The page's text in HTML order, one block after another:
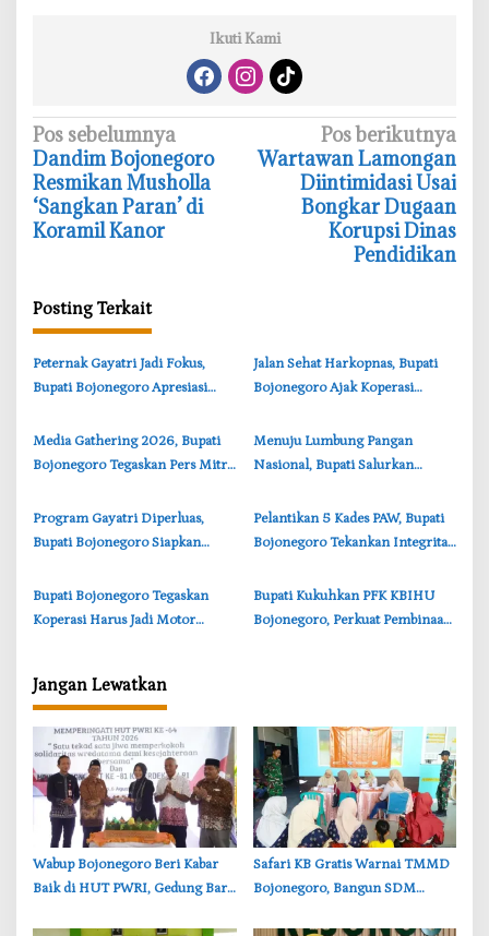
Ikuti Kami
N
a
v
i
s
i
p
s
Pos sebelumnya
‎Dandim Bojonegoro
Resmikan Musholla
‘Sangkan Paran’ di
Koramil Kanor
Pos berikutnya
‎Wartawan Lamongan
Diintimidasi Usai
Bongkar Dugaan
Korupsi Dinas
Pendidikan
Posting Terkait
‎Peternak Gayatri Jadi Fokus,
Bupati Bojonegoro Apresiasi
Brawijaya
‎Jalan Sehat Harkopnas, Bupati
Bojonegoro Ajak Koperasi
‎Media Gathering 2026, Bupati
Bojonegoro Tegaskan Pers Mitra
‎Menuju Lumbung Pangan
Nasional, Bupati Salurkan
Bojonegoro
‎Program Gayatri Diperluas,
Bupati Bojonegoro Siapkan
Ayam Petelur
‎Pelantikan 5 Kades PAW, Bupati
Bojonegoro Tekankan Integritas
‎Bupati Bojonegoro Tegaskan
Koperasi Harus Jadi Motor
‎Bupati Kukuhkan PFK KBIHU
Bojonegoro, Perkuat Pembinaan
Jangan Lewatkan
‎Wabup Bojonegoro Beri Kabar
Baik di HUT PWRI, Gedung Baru
‎Safari KB Gratis Warnai TMMD
Bojonegoro, Bangun SDM